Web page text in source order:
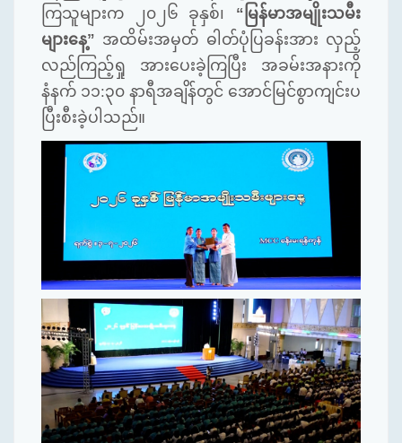
ကြသူများက ၂၀၂၆ ခုနှစ်၊ “မြန်မာအမျိုးသမီး
များနေ့” အထိမ်းအမှတ် ဓါတ်ပုံပြခန်းအား လှည့်
လည်ကြည့်ရှု အားပေးခဲ့ကြပြီး အခမ်းအနားကို
နံနက် ၁၁:၃၀ နာရီအချိန်တွင် အောင်မြင်စွာကျင်းပ
ပြီးစီးခဲ့ပါသည်။